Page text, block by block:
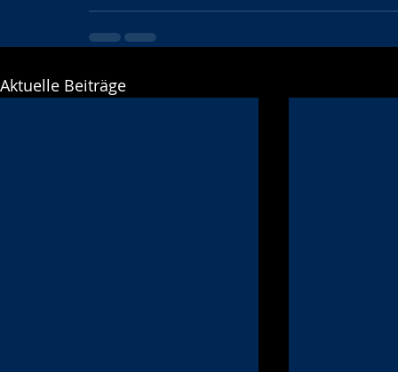
Aktuelle Beiträge